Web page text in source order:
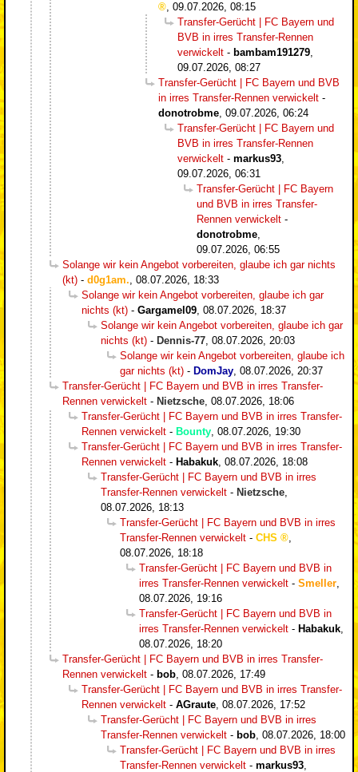
, 09.07.2026, 08:15
Transfer-Gerücht | FC Bayern und
BVB in irres Transfer-Rennen
verwickelt - bambam191279,
09.07.2026, 08:27
Transfer-Gerücht | FC Bayern und BVB
in irres Transfer-Rennen verwickelt -
donotrobme, 09.07.2026, 06:24
Transfer-Gerücht | FC Bayern und
BVB in irres Transfer-Rennen
verwickelt - markus93,
09.07.2026, 06:31
Transfer-Gerücht | FC Bayern
und BVB in irres Transfer-
Rennen verwickelt -
donotrobme,
09.07.2026, 06:55
Solange wir kein Angebot vorbereiten, glaube ich gar nichts
(kt) - d0g1am., 08.07.2026, 18:33
Solange wir kein Angebot vorbereiten, glaube ich gar
nichts (kt) - Gargamel09, 08.07.2026, 18:37
Solange wir kein Angebot vorbereiten, glaube ich gar
nichts (kt) - Dennis-77, 08.07.2026, 20:03
Solange wir kein Angebot vorbereiten, glaube ich
gar nichts (kt) - DomJay, 08.07.2026, 20:37
Transfer-Gerücht | FC Bayern und BVB in irres Transfer-
Rennen verwickelt - Nietzsche, 08.07.2026, 18:06
Transfer-Gerücht | FC Bayern und BVB in irres Transfer-
Rennen verwickelt - Bounty, 08.07.2026, 19:30
Transfer-Gerücht | FC Bayern und BVB in irres Transfer-
Rennen verwickelt - Habakuk, 08.07.2026, 18:08
Transfer-Gerücht | FC Bayern und BVB in irres
Transfer-Rennen verwickelt - Nietzsche,
08.07.2026, 18:13
Transfer-Gerücht | FC Bayern und BVB in irres
Transfer-Rennen verwickelt - CHS
,
08.07.2026, 18:18
Transfer-Gerücht | FC Bayern und BVB in
irres Transfer-Rennen verwickelt - Smeller,
08.07.2026, 19:16
Transfer-Gerücht | FC Bayern und BVB in
irres Transfer-Rennen verwickelt - Habakuk,
08.07.2026, 18:20
Transfer-Gerücht | FC Bayern und BVB in irres Transfer-
Rennen verwickelt - bob, 08.07.2026, 17:49
Transfer-Gerücht | FC Bayern und BVB in irres Transfer-
Rennen verwickelt - AGraute, 08.07.2026, 17:52
Transfer-Gerücht | FC Bayern und BVB in irres
Transfer-Rennen verwickelt - bob, 08.07.2026, 18:00
Transfer-Gerücht | FC Bayern und BVB in irres
Transfer-Rennen verwickelt - markus93,